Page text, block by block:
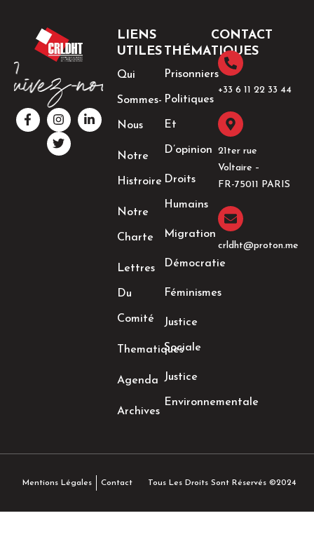
F
a
c
I
n
s
t
a
L
i
n
T
w
i
t
t
LIENS
UTILES
Qui
Sommes-
Nous
Notre
Histroire
Notre
Charte
Lettres
Du
Comité
Thematiques
Agenda
Archives
THÉMATIQUES
Prisonniers
Politiques
Et
D’opinion
Droits
Humains
Migration
Démocratie
Féminismes
Justice
Sociale
Justice
Environnementale
CONTACT
+33 6 11 22 33 44​
21ter rue
Voltaire –
FR-75011 PARIS
crldht@proton.me
Mentions Légales Contact Tous Les Droits Sont Réservés ©2024